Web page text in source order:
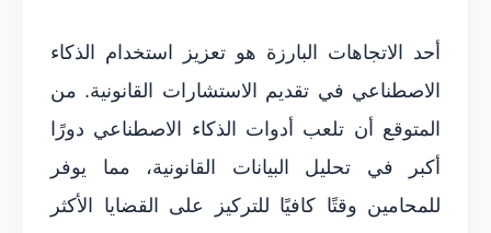
أحد الاتجاهات البارزة هو تعزيز استخدام الذكاء
الاصطناعي في تقديم الاستشارات القانونية. من
المتوقع أن تلعب أدوات الذكاء الاصطناعي دورًا
أكبر في تحليل البيانات القانونية، مما يوفر
للمحامين وقتًا كافيًا للتركيز على القضايا الأكثر